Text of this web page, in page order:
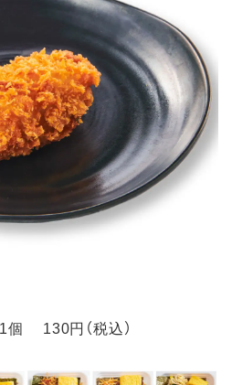
個 130円（税込）